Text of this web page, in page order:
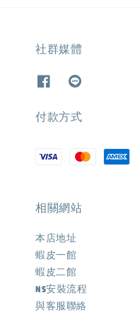
社群媒體
付款方式
相關網站
本店地址
蝦皮一館
蝦皮二館
NS安裝流程
與客服聯絡